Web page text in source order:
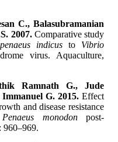
C., Balasubramanian
2007. Comparative study
indicusto Vibrio
virus. Aquaculture,
Ramnath G., Jude
G. 2015. Effect
and disease resistance
Penaeus monodonpost‐
960–969.